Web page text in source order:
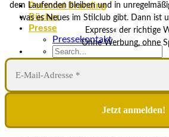
Personal Branding
Bücher
Presse
Pressekontakt
dem Laufenden bleiben und in
was es Neues im Stilclub gibt. Dann ist
Express« der richtige
Ohne Werbung, ohne